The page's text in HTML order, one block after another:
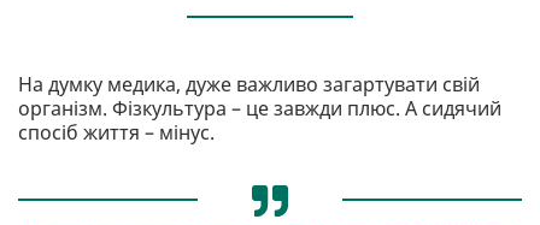
На думку медика, дуже важливо загартувати свій
організм. Фізкультура – це завжди плюс. А сидячий
спосіб життя – мінус.